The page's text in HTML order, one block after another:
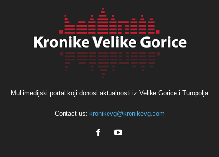
Multimedijski portal koji donosi aktualnosti iz Velike Gorice i Turopolja
Contact us: kronikevg@kronikevg.com